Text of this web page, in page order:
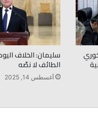
سليمان: الخلاف
الطائف لا نصّه
أغسطس 14, 2025